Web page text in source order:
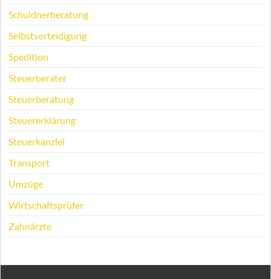
Schuldnerberatung
Selbstverteidigung
Spedition
Steuerberater
Steuerberatung
Steuererklärung
Steuerkanzlei
Transport
Umzüge
Wirtschaftsprüfer
Zahnärzte